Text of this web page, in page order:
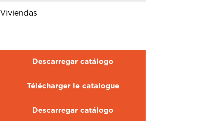
Viviendas
Descarregar catálogo
Télécharger le catalogue
Descarregar catálogo